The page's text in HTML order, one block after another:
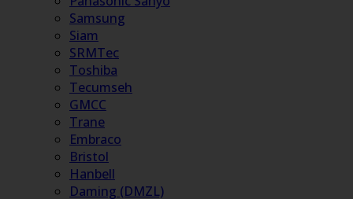
Samsung
Siam
SRMTec
Toshiba
Tecumseh
GMCC
Trane
Embraco
Bristol
Hanbell
Daming (DMZL)